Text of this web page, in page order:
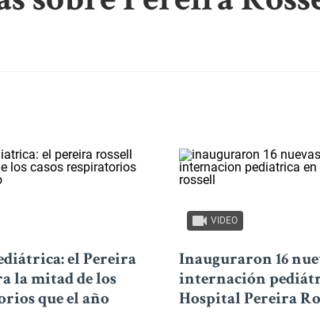
el Pereira
la mitad de los
que el año
VIDEO
Inauguraron 16
internación
Hospital Pereira